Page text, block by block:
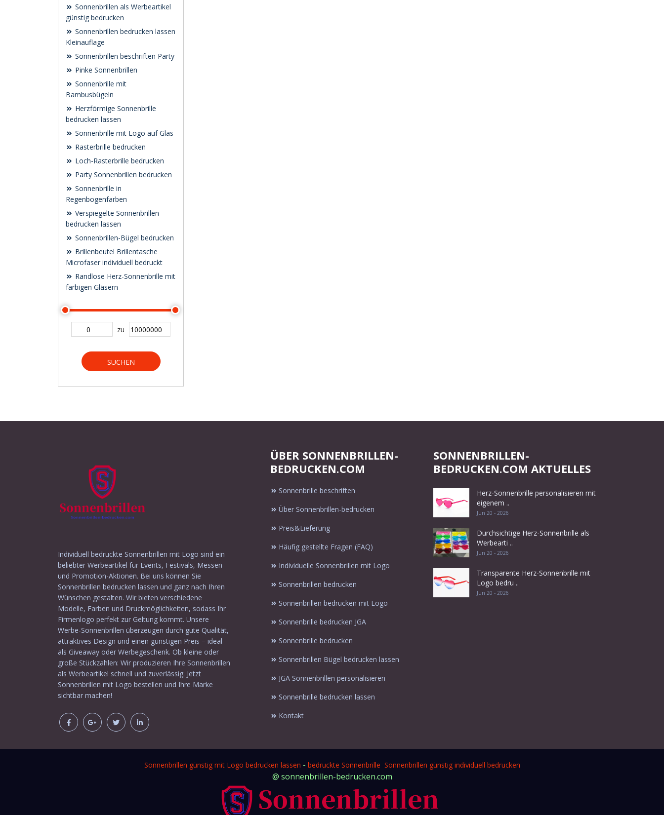
Sonnenbrillen als Werbeartikel
günstig bedrucken
Sonnenbrillen bedrucken lassen
Kleinauflage
Sonnenbrillen beschriften Party
Pinke Sonnenbrillen
Sonnenbrille mit
Bambusbügeln
Herzförmige Sonnenbrille
bedrucken lassen
Sonnenbrille mit Logo auf Glas
Rasterbrille bedrucken
Loch-Rasterbrille bedrucken
Party Sonnenbrillen bedrucken
Sonnenbrille in
Regenbogenfarben
Verspiegelte Sonnenbrillen
bedrucken lassen
Sonnenbrillen-Bügel bedrucken
Brillenbeutel Brillentasche
Microfaser individuell bedruckt
Randlose Herz-Sonnenbrille mit
farbigen Gläsern
zu
SUCHEN
Individuell bedruckte Sonnenbrillen mit Logo sind ein
beliebter Werbeartikel für Events, Festivals, Messen
und Promotion-Aktionen. Bei uns können Sie
Sonnenbrillen bedrucken lassen und ganz nach Ihren
Wünschen gestalten. Wir bieten verschiedene
Modelle, Farben und Druckmöglichkeiten, sodass Ihr
Firmenlogo perfekt zur Geltung kommt. Unsere
Werbe-Sonnenbrillen überzeugen durch gute Qualität,
attraktives Design und einen günstigen Preis – ideal
als Giveaway oder Werbegeschenk. Ob kleine oder
große Stückzahlen: Wir produzieren Ihre Sonnenbrillen
als Werbeartikel schnell und zuverlässig. Jetzt
Sonnenbrillen mit Logo bestellen und Ihre Marke
sichtbar machen!
ÜBER SONNENBRILLEN-
BEDRUCKEN.COM
Sonnenbrille beschriften
Über Sonnenbrillen-bedrucken
Preis&Lieferung
Häufig gestellte Fragen (FAQ)
Individuelle Sonnenbrillen mit Logo
Sonnenbrillen bedrucken
Sonnenbrillen bedrucken mit Logo
Sonnenbrille bedrucken JGA
Sonnenbrille bedrucken
Sonnenbrillen Bügel bedrucken lassen
JGA Sonnenbrillen personalisieren
Sonnenbrille bedrucken lassen
Kontakt
SONNENBRILLEN-
BEDRUCKEN.COM AKTUELLES
Herz-Sonnenbrille personalisieren mit
eigenem ..
Jun 20 - 2026
Durchsichtige Herz-Sonnenbrille als
Werbearti ..
Jun 20 - 2026
Transparente Herz-Sonnenbrille mit
Logo bedru ..
Jun 20 - 2026
Sonnenbrillen günstig mit Logo bedrucken lassen - bedruckte Sonnenbrille Sonnenbrillen günstig individuell bedrucken
@ sonnenbrillen-bedrucken.com